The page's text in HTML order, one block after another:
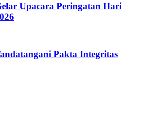
Upacara Peringatan Hari
Pakta Integritas